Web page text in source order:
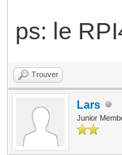
ps: le
Trouver
Lars
Junior